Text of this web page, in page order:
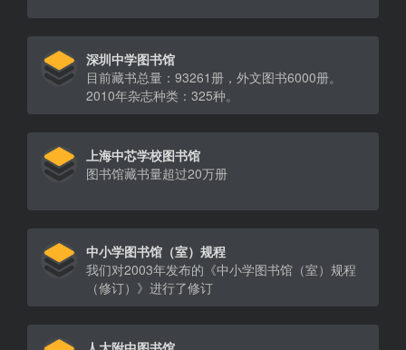
深圳中学图书馆
目前藏书总量：93261册，外文图书6000册。
2010年杂志种类：325种。
上海中芯学校图书馆
图书馆藏书量超过20万册
中小学图书馆（室）规程
我们对2003年发布的《中小学图书馆（室）规程
（修订）》进行了修订